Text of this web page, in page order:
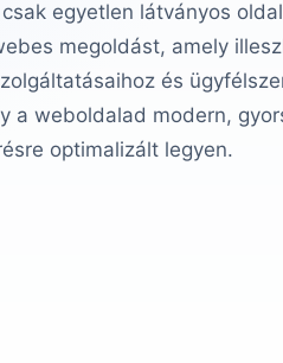
egyetlen látványos
megoldást, amely
és
a weboldalad modern,
optimalizált legyen.